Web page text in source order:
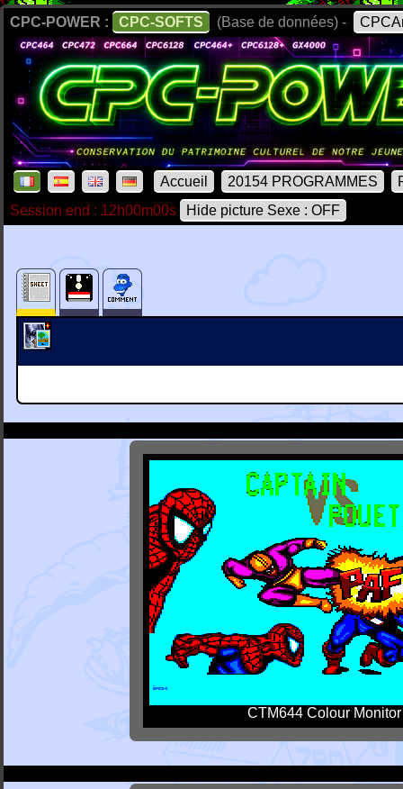
CPC-POWER : CPC-SOFTS (Base de données) -
Accueil 20154 PROGRAMMES
Session end : 12h00m00s
Hide picture Sexe : OFF
CTM644 Colour Monitor